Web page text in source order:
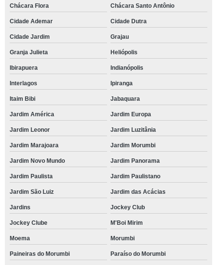
Chácara Flora Chácara Santo Antônio
Cidade Ademar Cidade Dutra
Cidade Jardim Grajau
Granja Julieta Heliópolis
Ibirapuera Indianópolis
Interlagos Ipiranga
Itaim Bibi Jabaquara
Jardim América Jardim Europa
Jardim Leonor Jardim Luzitânia
Jardim Marajoara Jardim Morumbi
Jardim Novo Mundo Jardim Panorama
Jardim Paulista Jardim Paulistano
Jardim São Luiz Jardim das Acácias
Jardins Jockey Club
Jockey Clube M'Boi Mirim
Moema Morumbi
Paineiras do Morumbi Paraíso do Morumbi